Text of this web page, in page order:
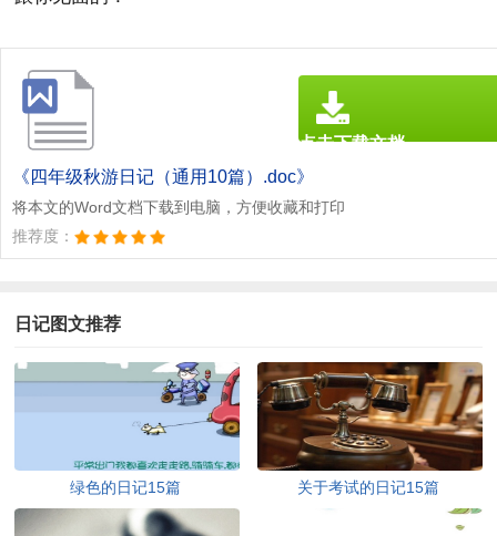
《四年级秋游日记（通用10篇）.doc》
将本文的Word文档下载到电脑，方便收藏和打印
推荐度：
点击下载文档
文档为doc格式
日记图文推荐
绿色的日记15篇 关于考试的日记15篇